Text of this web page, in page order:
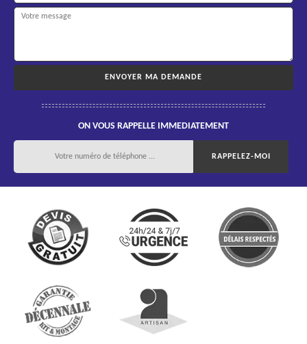
ON VOUS RAPPELLE IMMEDIATEMENT